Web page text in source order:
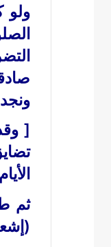
ولو
[
ثم
(إشعياء